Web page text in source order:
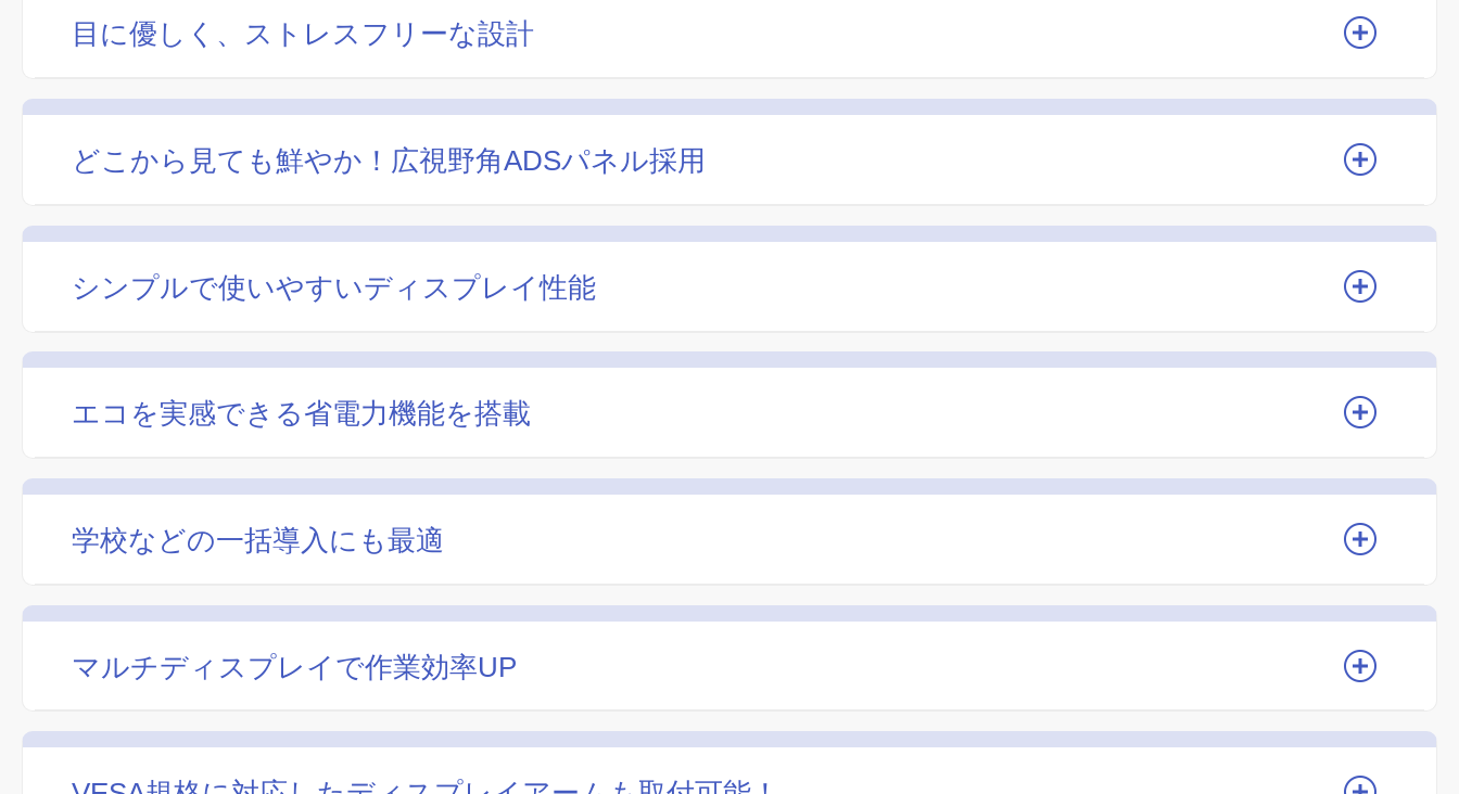
目に優しく、ストレスフリーな設計
どこから見ても鮮やか！広視野角ADSパネル採用
シンプルで使いやすいディスプレイ性能
エコを実感できる省電力機能を搭載
学校などの一括導入にも最適
マルチディスプレイで作業効率UP